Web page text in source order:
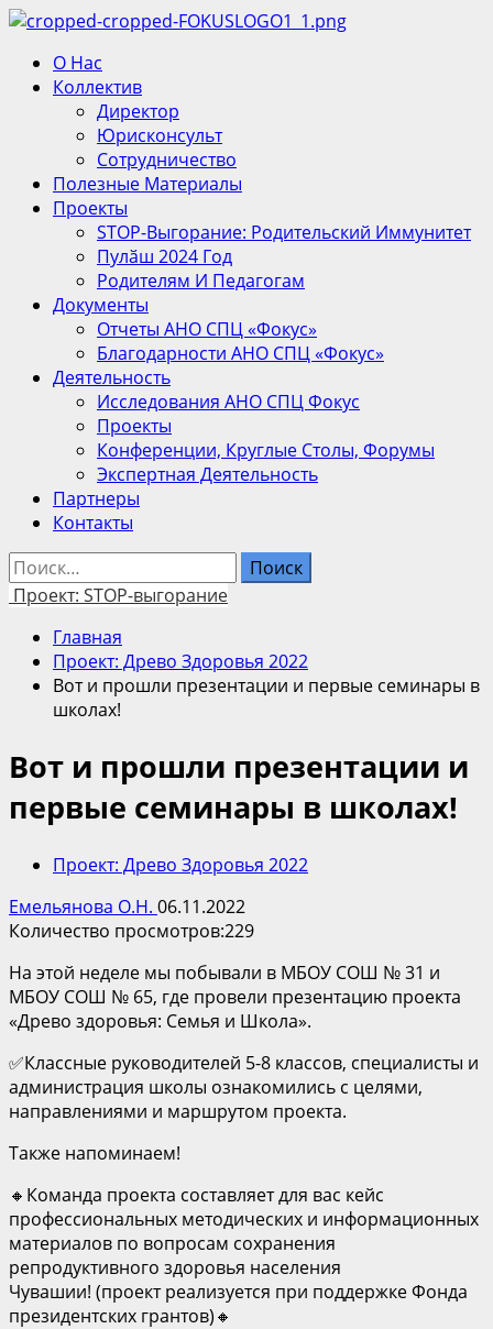
Перейти
содержимому
Основное
меню
О Нас
Коллектив
Директор
Юрисконсульт
Сотрудничество
Полезные Материалы
Проекты
STOP-Выгорание: Родительский Иммунитет
Пулӑш 2024 Год
Родителям И Педагогам
Документы
Отчеты АНО СПЦ «Фокус»
Благодарности АНО СПЦ «Фокус»
Деятельность
Исследования АНО СПЦ Фокус
Проекты
Конференции, Круглые Столы, Форумы
Экспертная Деятельность
Партнеры
Контакты
Найти:
Проект: STOP-выгорание
Главная
Проект: Древо Здоровья 2022
Вот и прошли презентации и первые семинары в
школах!
Вот и прошли презентации и
первые семинары в школах!
Проект: Древо Здоровья 2022
Емельянова О.Н. 06.11.2022
Количество просмотров:229
На этой неделе мы побывали в МБОУ СОШ № 31 и
МБОУ СОШ № 65, где провели презентацию проекта
«Древо здоровья: Семья и Школа».
✅Классные руководителей 5-8 классов, специалисты и
администрация школы ознакомились с целями,
направлениями и маршрутом проекта.
Также напоминаем!
🔸Команда проекта составляет для вас кейс
профессиональных методических и информационных
материалов по вопросам сохранения
репродуктивного здоровья населения
Чувашии! (проект реализуется при поддержке Фонда
президентских грантов)🔸